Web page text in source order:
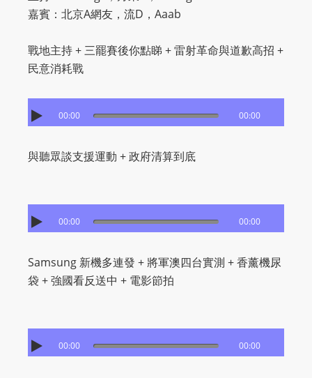
嘉賓：北京A網友，流D，Aaab
戰地主持 + 三罷賽後你點睇 + 雷射革命與道歉高招 +
民意消耗戰
00:00 00:00
與聽眾談支援運動 + 政府清算到底
00:00 00:00
Samsung 新機多連發 + 將軍澳四台實測 + 香薰機尿
袋 + 強國看反送中 + 電影節拍
00:00 00:00